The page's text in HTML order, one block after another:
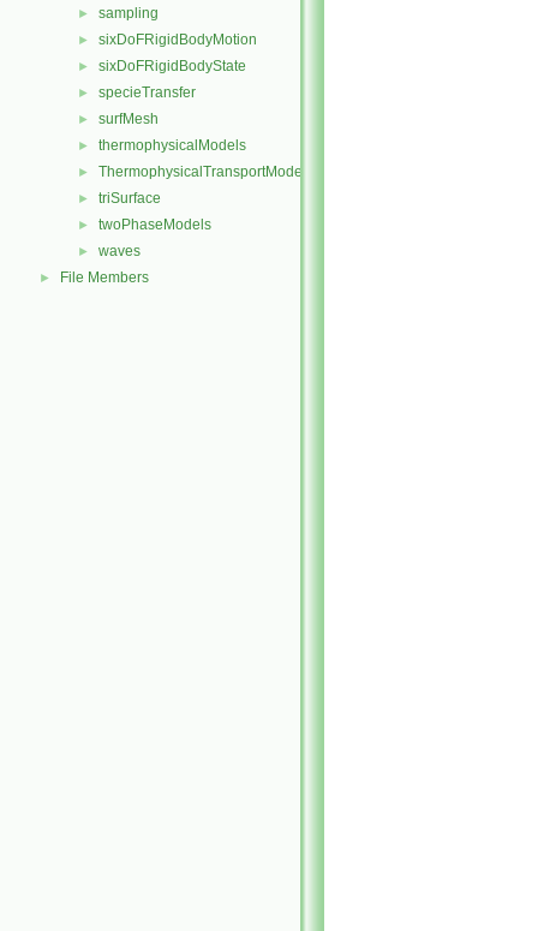
► sampling
► sixDoFRigidBodyMotion
► sixDoFRigidBodyState
► specieTransfer
► surfMesh
► thermophysicalModels
► ThermophysicalTransportModels
► triSurface
► twoPhaseModels
► waves
► File Members